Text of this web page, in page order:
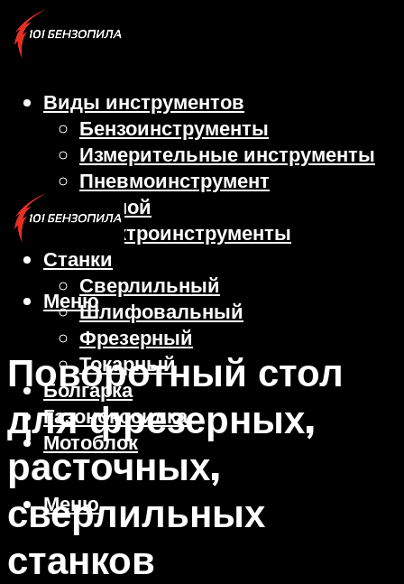
Виды инструментов
Бензоинструменты
Измерительные инструменты
Пневмоинструмент
Ручной
Электроинструменты
Станки
Сверлильный
Шлифовальный
Фрезерный
Токарный
Болгарка
Газонокосилка
Мотоблок
Меню
Меню
Поворотный стол
для фрезерных,
расточных,
сверлильных
станков